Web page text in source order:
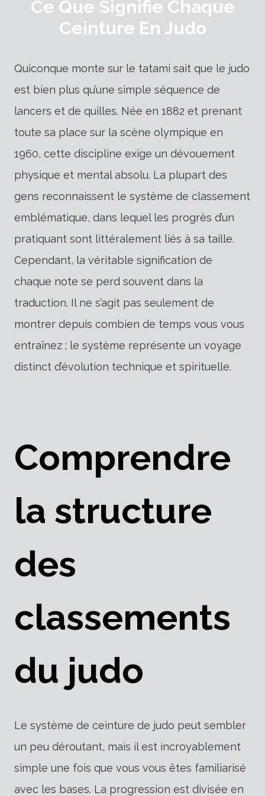
Ce Que Signifie Chaque
Ceinture En Judo
Quiconque monte sur le tatami sait que le judo
est bien plus qu’une simple séquence de
lancers et de quilles. Née en 1882 et prenant
toute sa place sur la scène olympique en
1960, cette discipline exige un dévouement
physique et mental absolu. La plupart des
gens reconnaissent le système de classement
emblématique, dans lequel les progrès d’un
pratiquant sont littéralement liés à sa taille.
Cependant, la véritable signification de
chaque note se perd souvent dans la
traduction. Il ne s’agit pas seulement de
montrer depuis combien de temps vous vous
entraînez ; le système représente un voyage
distinct d’évolution technique et spirituelle.
Comprendre
la structure
des
classements
du judo
Le système de ceinture de judo peut sembler
un peu déroutant, mais il est incroyablement
simple une fois que vous vous êtes familiarisé
avec les bases. La progression est divisée en